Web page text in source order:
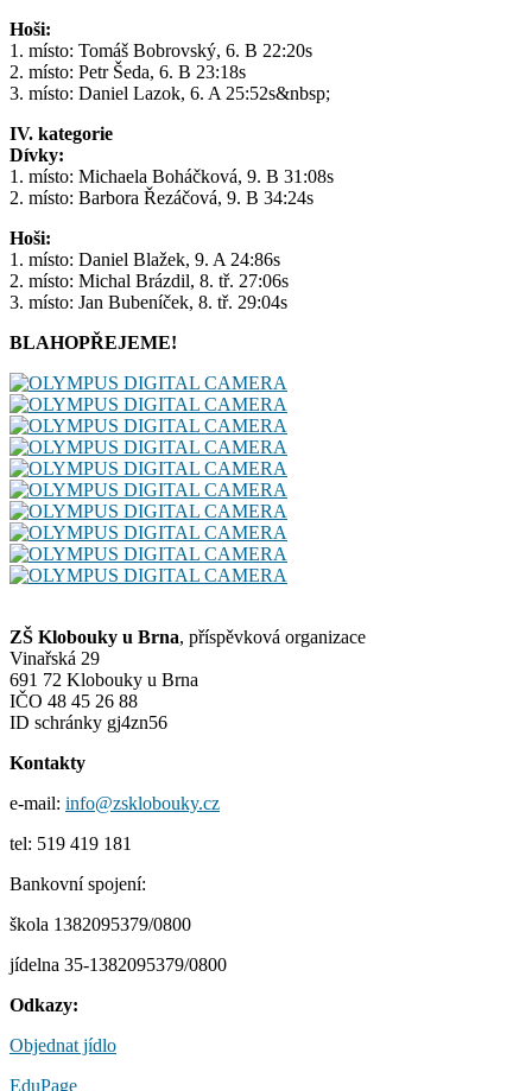
Hoši:
1. místo: Tomáš Bobrovský, 6. B 22:20s
2. místo: Petr Šeda, 6. B 23:18s
3. místo: Daniel Lazok, 6. A 25:52s&nbsp;
IV. kategorie
Dívky:
1. místo: Michaela Boháčková, 9. B 31:08s
2. místo: Barbora Řezáčová, 9. B 34:24s
Hoši:
1. místo: Daniel Blažek, 9. A 24:86s
2. místo: Michal Brázdil, 8. tř. 27:06s
3. místo: Jan Bubeníček, 8. tř. 29:04s
BLAHOPŘEJEME!
ZŠ Klobouky u Brna, příspěvková organizace
Vinařská 29
691 72 Klobouky u Brna
IČO 48 45 26 88
ID schránky gj4zn56
Kontakty
e-mail: info@zsklobouky.cz
tel: 519 419 181
Bankovní spojení:
škola 1382095379/0800
jídelna 35-1382095379/0800
Odkazy:
Objednat jídlo
EduPage